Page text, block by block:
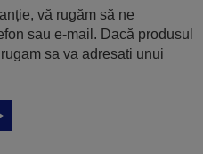
vă rugăm să ne
sau e-mail. Dacă produsul
sa va adresati unui